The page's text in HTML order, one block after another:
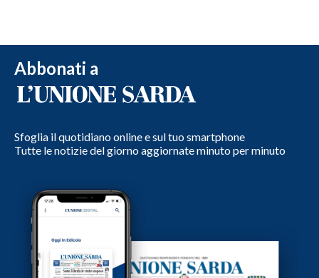
Abbonati a
Sfoglia il quotidiano online e sul tuo smartphone
Tutte le notizie del giorno aggiornate minuto per minuto